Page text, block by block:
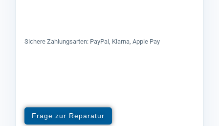
Sichere Zahlungsarten: PayPal, Klarna, Apple Pay
Frage zur Reparatur